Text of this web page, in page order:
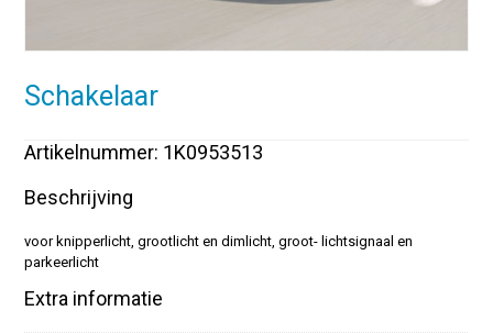
Schakelaar
Artikelnummer: 1K0953513
Beschrijving
voor knipperlicht, grootlicht en dimlicht, groot- lichtsignaal en
parkeerlicht
Extra informatie